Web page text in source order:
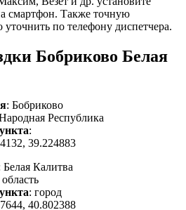
смартфон. Также точную
по телефону диспетчера.
Бобриково Белая
: Бобриково
Республика
:
39.224883
Белая Калитва
: город
40.802388